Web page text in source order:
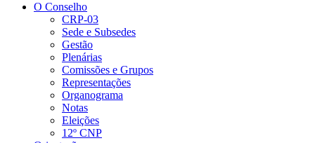
O Conselho
CRP-03
Sede e Subsedes
Gestão
Plenárias
Comissões e Grupos
Representações
Organograma
Notas
Eleições
12º CNP